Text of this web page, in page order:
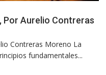
Por Aurelio Contreras
Contreras Moreno La
fundamentales...